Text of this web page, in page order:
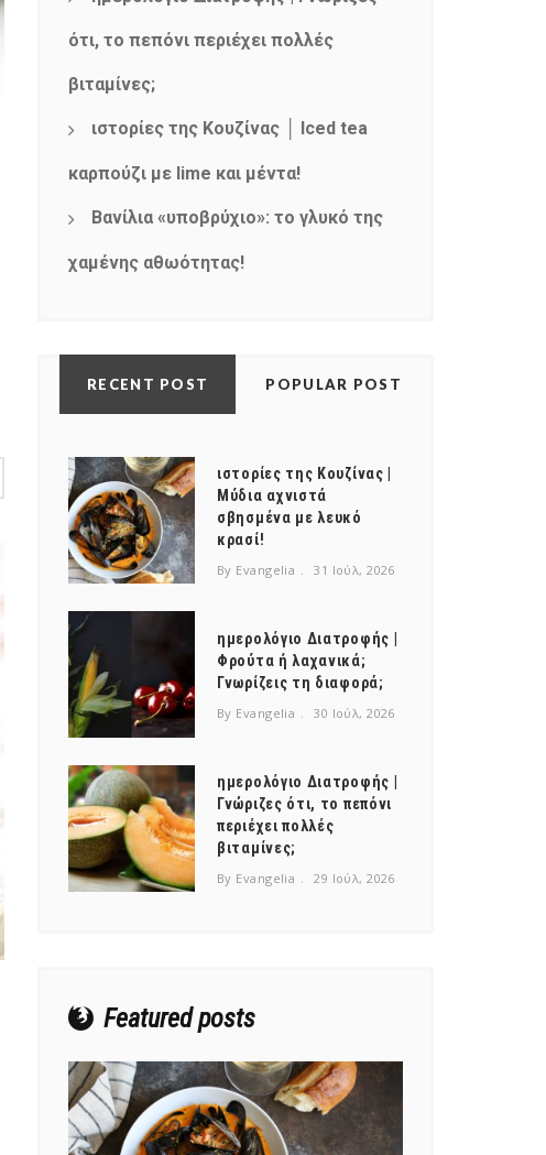
ότι, το πεπόνι περιέχει πολλές
βιταμίνες;
ιστορίες της Κουζίνας │ Iced tea
καρπούζι με lime και μέντα!
Βανίλια «υποβρύχιο»: το γλυκό της
χαμένης αθωότητας!
RECENT POST POPULAR POST
ιστορίες της Κουζίνας |
Μύδια αχνιστά
σβησμένα με λευκό
κρασί!
By Evangelia 31 Ιούλ, 2026
ημερολόγιο Διατροφής |
Φρούτα ή λαχανικά;
Γνωρίζεις τη διαφορά;
By Evangelia 30 Ιούλ, 2026
ημερολόγιο Διατροφής |
Γνώριζες ότι, το πεπόνι
περιέχει πολλές
βιταμίνες;
By Evangelia 29 Ιούλ, 2026
Featured posts